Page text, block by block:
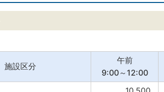
施設区分
午前
9:00～12:00